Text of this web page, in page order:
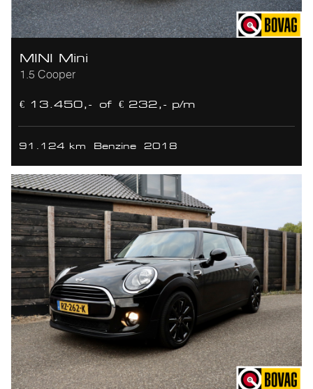
MINI Mini
1.5 Cooper
€ 13.450,- of € 232,- p/m
91.124 km Benzine 2018